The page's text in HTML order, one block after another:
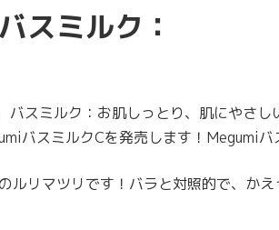
スミルク：
スミルク：お肌しっとり、肌にやさし
バスミルクCを発売します！Megumiバ
ルリマツリです！バラと対照的で、か